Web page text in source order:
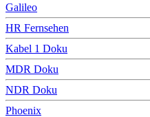
Galileo
HR Fernsehen
Kabel 1 Doku
MDR Doku
NDR Doku
Phoenix